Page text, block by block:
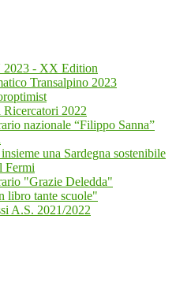
- XX Edition
Transalpino 2023
2022
nazionale “Filippo Sanna”
una Sardegna sostenibile
Fermi
"Grazie Deledda"
libro tante scuole"
A.S. 2021/2022